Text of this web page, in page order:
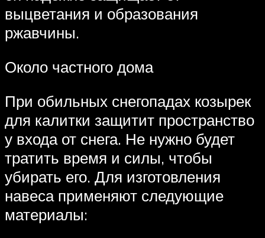
выцветания и образования
ржавчины.
Около частного дома
При обильных снегопадах козырек
для калитки защитит пространство
у входа от снега. Не нужно будет
тратить время и силы, чтобы
убирать его. Для изготовления
навеса применяют следующие
материалы: